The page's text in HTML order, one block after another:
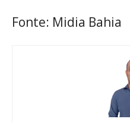
Fonte: Midia Bahia